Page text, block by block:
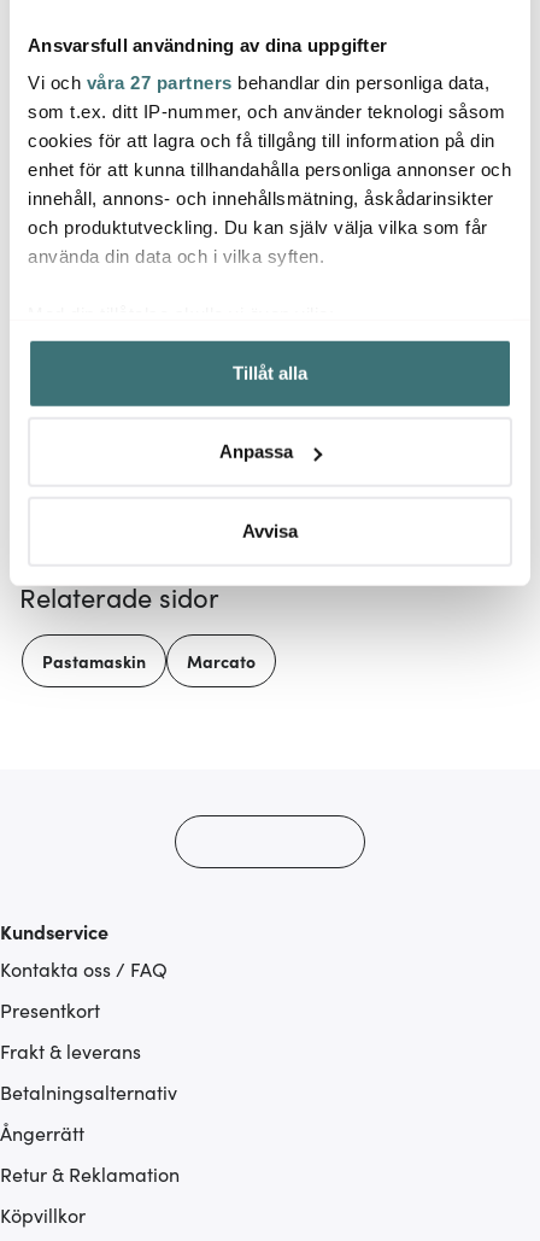
Ansvarsfull användning av dina uppgifter
Vi och våra 27 partners behandlar din personliga data,
som t.ex. ditt IP-nummer, och använder teknologi såsom
cookies för att lagra och få tillgång till information på din
enhet för att kunna tillhandahålla personliga annonser och
innehåll, annons- och innehållsmätning, åskådarinsikter
och produktutveckling. Du kan själv välja vilka som får
använda din data och i vilka syften.
Samla in information om din geografiska plats som
kan ha en noggrannhet på upp till flera meter
Identifiera din enhet genom att aktivt skanna den för
Ta reda på mer om hur dina personliga uppgifter
Du kan ändra eller dra tillbaka ditt samtycke när som
Vi använder cookies för att innehållet och annonserna
ska anpassas efter det som vi tror att du tycker om. Det
gör också att vi kan analysera vår trafik och göra
Tillåt alla
Anpassa
Avvisa
Marcato
Atlas Ravioliform 24
fyrkant
689 kr
Marcato
Rektangulär
pastaskärare tandad 6
cm rostfritt stål/trä
344 kr
Låt dig inspireras av våra kunder
Relaterade sidor
Pastamaskin Marcato
Kundservice
Kontakta oss / FAQ
Presentkort
Frakt & leverans
Betalningsalternativ
Ångerrätt
Retur & Reklamation
Köpvillkor